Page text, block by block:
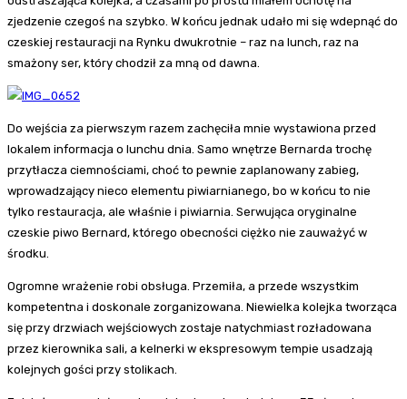
zjedzenie czegoś na szybko. W końcu jednak udało mi się wdepnąć do
czeskiej restauracji na Rynku dwukrotnie – raz na lunch, raz na
smażony ser, który chodził za mną od dawna.
Do wejścia za pierwszym razem zachęciła mnie wystawiona przed
lokalem informacja o lunchu dnia. Samo wnętrze Bernarda trochę
przytłacza ciemnościami, choć to pewnie zaplanowany zabieg,
wprowadzający nieco elementu piwiarnianego, bo w końcu to nie
tylko restauracja, ale właśnie i piwiarnia. Serwująca oryginalne
czeskie piwo Bernard, którego obecności ciężko nie zauważyć w
środku.
Ogromne wrażenie robi obsługa. Przemiła, a przede wszystkim
kompetentna i doskonale zorganizowana. Niewielka kolejka tworząca
się przy drzwiach wejściowych zostaje natychmiast rozładowana
przez kierownika sali, a kelnerki w ekspresowym tempie usadzają
kolejnych gości przy stolikach.